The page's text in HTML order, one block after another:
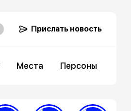
Прислать новость
Места Персоны